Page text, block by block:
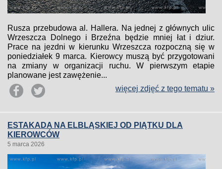
Rusza przebudowa al. Hallera. Na jednej z głównych ulic
Wrzeszcza Dolnego i Brzeźna będzie mniej łat i dziur.
Prace na jezdni w kierunku Wrzeszcza rozpoczną się w
poniedziałek 9 marca. Kierowcy muszą być przygotowani
na zmiany w organizacji ruchu. W pierwszym etapie
planowane jest zawężenie...
więcej zdjęć z tego tematu »
ESTAKADA NA ELBLĄSKIEJ OD PIĄTKU DLA
KIEROWCÓW
5 marca 2026